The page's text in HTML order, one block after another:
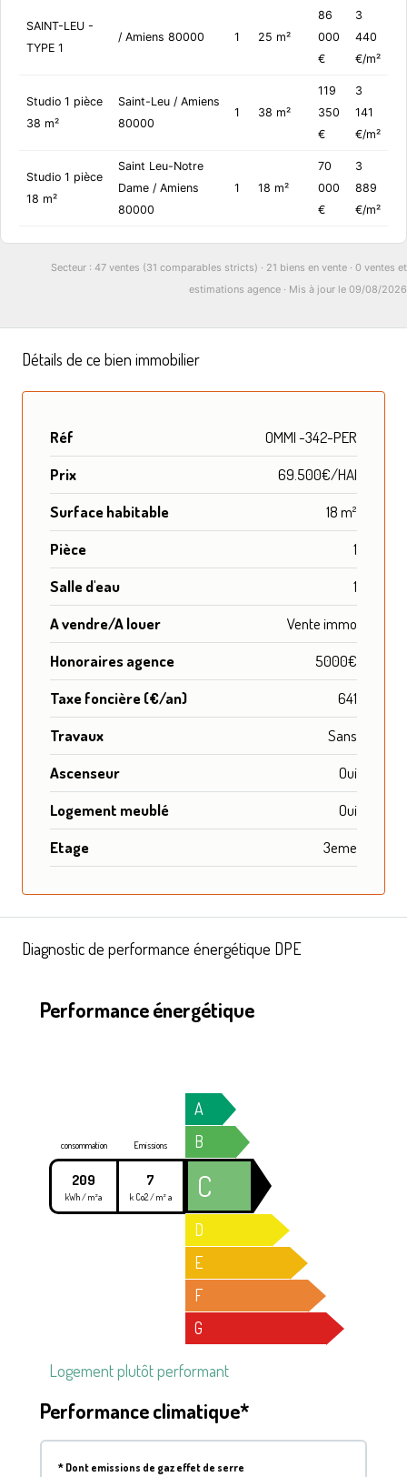
SAINT-LEU -
TYPE 1
/ Amiens 80000 1 25 m²
86
000
€
3
440
€/m²
Studio 1 pièce
38 m²
Saint-Leu / Amiens
80000
1 38 m²
119
350
€
3
141
€/m²
Studio 1 pièce
18 m²
Saint Leu-Notre
Dame / Amiens
80000
1 18 m²
70
000
€
3
889
€/m²
Secteur : 47 ventes (31 comparables stricts) · 21 biens en vente · 0 ventes et
estimations agence · Mis à jour le 09/08/2026
Détails de ce bien immobilier
Réf
OMMI -342-PER
Prix
69.500€/HAI
Surface habitable
18 m²
Pièce
1
Salle d'eau
1
A vendre/A louer
Vente immo
Honoraires agence
5000€
Taxe foncière (€/an)
641
Travaux
Sans
Ascenseur
Oui
Logement meublé
Oui
Etage
3eme
Diagnostic de performance énergétique DPE
Performance énergétique
A
B
consommation
209
kWh / m²a
Emissions
7
k Co2 / m² a C
D
E
F
G
Logement plutôt performant
Performance climatique*
*Dont emissions de gaz effet de serre